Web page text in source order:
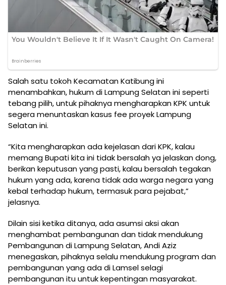
Salah satu tokoh Kecamatan Katibung ini
menambahkan, hukum di Lampung Selatan ini seperti
tebang pilih, untuk pihaknya mengharapkan KPK untuk
segera menuntaskan kasus fee proyek Lampung
Selatan ini.
“Kita mengharapkan ada kejelasan dari KPK, kalau
memang Bupati kita ini tidak bersalah ya jelaskan dong,
berikan keputusan yang pasti, kalau bersalah tegakan
hukum yang ada, karena tidak ada warga negara yang
kebal terhadap hukum, termasuk para pejabat,”
jelasnya.
Dilain sisi ketika ditanya, ada asumsi aksi akan
menghambat pembangunan dan tidak mendukung
Pembangunan di Lampung Selatan, Andi Aziz
menegaskan, pihaknya selalu mendukung program dan
pembangunan yang ada di Lamsel selagi
pembangunan itu untuk kepentingan masyarakat.